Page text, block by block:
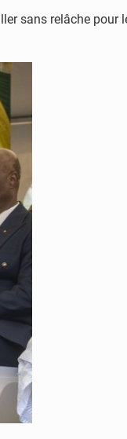
sans relâche pour